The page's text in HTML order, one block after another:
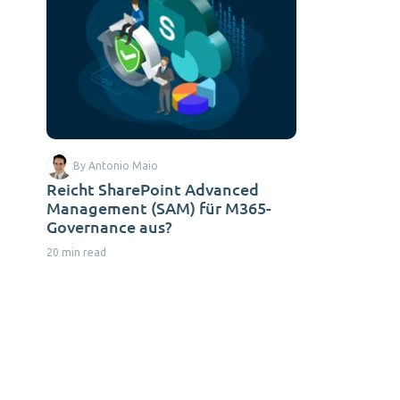
Reicht SharePoint Advanced
Management (SAM) für M365-
Governance aus?
20 min read
By Antonio Maio